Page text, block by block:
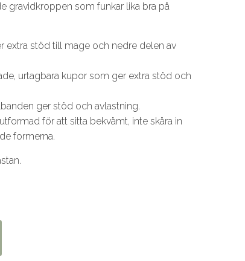
gravidkroppen som funkar lika bra på
extra stöd till mage och nedre delen av
urtagbara kupor som ger extra stöd och
ger stöd och avlastning.
för att sitta bekvämt, inte skära in
formerna.